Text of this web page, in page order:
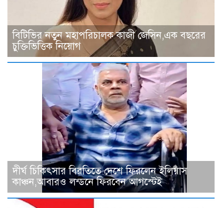
বিটিভির নতুন মহাপরিচালক কাজী জেসিন,এক বছরের
চুক্তিভিত্তিক নিয়োগ
দীর্ঘ চিকিৎসার বিরতিতে দেশে ফিরলেন ইলিয়াস
কাঞ্চন,আবারও লন্ডনে ফিরবেন আগস্টেই